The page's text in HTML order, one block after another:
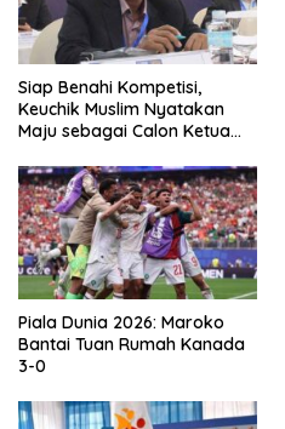
Siap Benahi Kompetisi,
Keuchik Muslim Nyatakan
Maju sebagai Calon Ketua
Piala Dunia 2026: Maroko
Bantai Tuan Rumah Kanada
3-0